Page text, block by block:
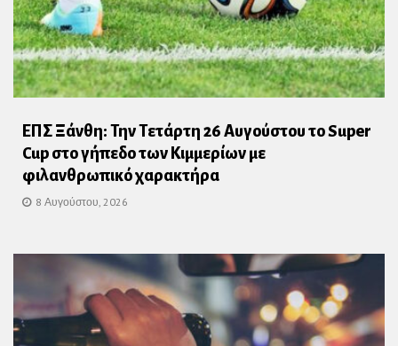
ΕΠΣ Ξάνθη: Την Τετάρτη 26 Αυγούστου το Super
Cup στο γήπεδο των Κιμμερίων με
φιλανθρωπικό χαρακτήρα
8 Αυγούστου, 2026